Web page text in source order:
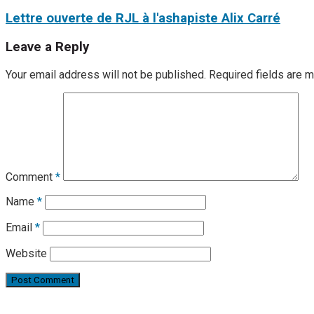
Lettre ouverte de RJL à l'ashapiste Alix Carré
Leave a Reply
Your email address will not be published. Required fields are
Comment *
Name *
Email *
Website